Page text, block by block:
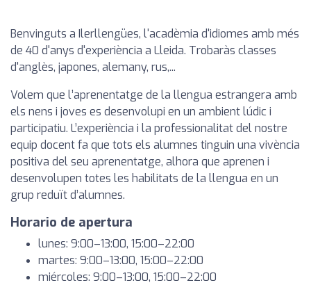
Benvinguts a Ilerllengües, l'acadèmia d'idiomes amb més
de 40 d'anys d'experiència a Lleida. Trobaràs classes
d'anglès, japones, alemany, rus,...
Volem que l’aprenentatge de la llengua estrangera amb
els nens i joves es desenvolupi en un ambient lúdic i
participatiu. L’experiència i la professionalitat del nostre
equip docent fa que tots els alumnes tinguin una vivència
positiva del seu aprenentatge, alhora que aprenen i
desenvolupen totes les habilitats de la llengua en un
grup reduït d’alumnes.
Horario de apertura
lunes: 9:00–13:00, 15:00–22:00
martes: 9:00–13:00, 15:00–22:00
miércoles: 9:00–13:00, 15:00–22:00